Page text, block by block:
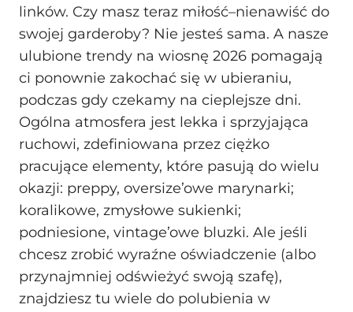
linków. Czy masz teraz miłość–nienawiść do
swojej garderoby? Nie jesteś sama. A nasze
ulubione trendy na wiosnę 2026 pomagają
ci ponownie zakochać się w ubieraniu,
podczas gdy czekamy na cieplejsze dni.
Ogólna atmosfera jest lekka i sprzyjająca
ruchowi, zdefiniowana przez ciężko
pracujące elementy, które pasują do wielu
okazji: preppy, oversize’owe marynarki;
koralikowe, zmysłowe sukienki;
podniesione, vintage’owe bluzki. Ale jeśli
chcesz zrobić wyraźne oświadczenie (albo
przynajmniej odświeżyć swoją szafę),
znajdziesz tu wiele do polubienia w